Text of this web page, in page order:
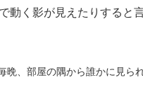
動く影が見えたりすると
毎晩、部屋の隅から誰かに見ら